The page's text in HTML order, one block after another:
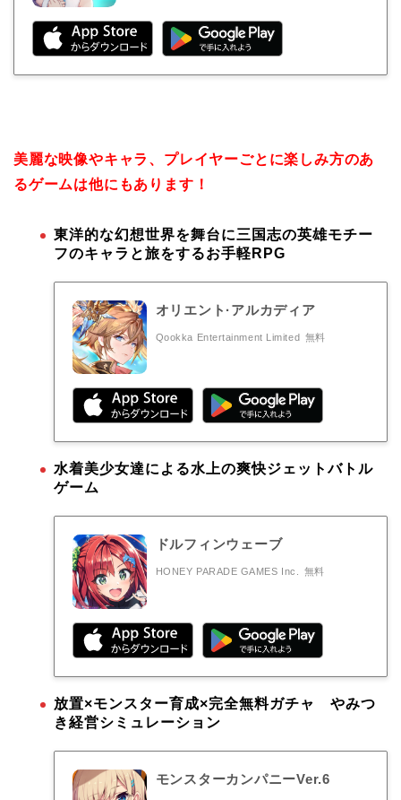
美麗な映像やキャラ、プレイヤーごとに楽しみ方のあ
るゲームは他にもあります！
東洋的な幻想世界を舞台に三国志の英雄モチー
フのキャラと旅をするお手軽RPG
オリエント·アルカディア
Qookka Entertainment Limited 無料
水着美少女達による水上の爽快ジェットバトル
ゲーム
ドルフィンウェーブ
HONEY PARADE GAMES Inc. 無料
放置×モンスター育成×完全無料ガチャ やみつ
き経営シミュレーション
モンスターカンパニーVer.6